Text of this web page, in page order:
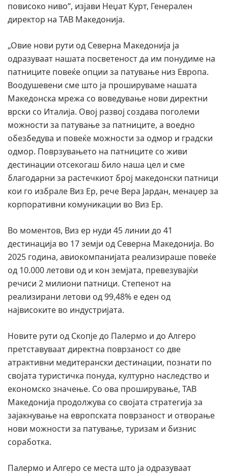
повисоко ниво“, изјави Неџат Курт, Генерален
директор на ТАВ Македонија.
„Овие нови рути од Северна Македонија ја
одразуваат нашата посветеност да им понудиме на
патниците повеќе опции за патување низ Европа.
Воодушевени сме што ја прошируваме нашата
Македонска мрежа со воведување нови директни
врски со Италија. Овој развој создава поголеми
можности за патување за патниците, а воедно
обезбедува и повеќе можности за одмор и градски
одмор. Поврзувањето на патниците со живи
дестинации отсекогаш било наша цел и сме
благодарни за растечкиот број македонски патници
кои го избрале Виз Ер, рече Вера Јардан, менаџер за
корпоративни комуникации во Виз Ер.
Во моментов, Виз ер нуди 45 линии до 41
дестинација во 17 земји од Северна Македонија. Во
2025 година, авиокомпанијата реализираше повеќе
од 10.000 летови од и кон земјата, превезувајќи
речиси 2 милиони патници. Степенот на
реализирани летови од 99,48% е еден од
највисоките во индустријата.
Новите рути од Скопје до Палермо и до Алгеро
претставуваат директна поврзаност со две
атрактивни медитерански дестинации, познати по
својата туристичка понуда, културно наследство и
економско значење. Со ова проширување, ТАВ
Македонија продолжува со својата стратегија за
зајакнување на европската поврзаност и отворање
нови можности за патување, туризам и бизнис
соработка.
Палермо и Алгеро се места што ја одразуваат